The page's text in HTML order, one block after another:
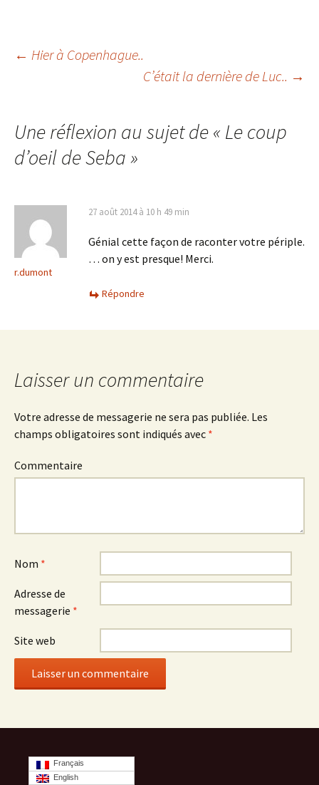
Navigation
des
articles
← Hier à Copenhague..
C’était la dernière de Luc.. →
Une réflexion au sujet de « Le coup
d’oeil de Seba»
r.dumont
27 août 2014 à 10 h 49 min
Génial cette façon de raconter votre périple.
… on y est presque! Merci.
Répondre
Laisser un commentaire
Votre adresse de messagerie ne sera pas publiée. Les
champs obligatoires sont indiqués avec *
Commentaire
Nom *
Adresse de
messagerie *
Site web
Français
English